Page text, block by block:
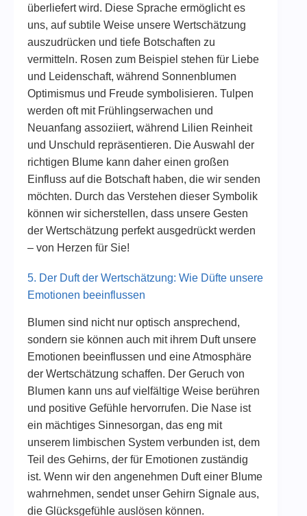
überliefert wird. Diese Sprache ermöglicht es
uns, auf subtile Weise unsere Wertschätzung
auszudrücken und tiefe Botschaften zu
vermitteln. Rosen zum Beispiel stehen für Liebe
und Leidenschaft, während Sonnenblumen
Optimismus und Freude symbolisieren. Tulpen
werden oft mit Frühlingserwachen und
Neuanfang assoziiert, während Lilien Reinheit
und Unschuld repräsentieren. Die Auswahl der
richtigen Blume kann daher einen großen
Einfluss auf die Botschaft haben, die wir senden
möchten. Durch das Verstehen dieser Symbolik
können wir sicherstellen, dass unsere Gesten
der Wertschätzung perfekt ausgedrückt werden
– von Herzen für Sie!
5. Der Duft der Wertschätzung: Wie Düfte unsere
Emotionen beeinflussen
Blumen sind nicht nur optisch ansprechend,
sondern sie können auch mit ihrem Duft unsere
Emotionen beeinflussen und eine Atmosphäre
der Wertschätzung schaffen. Der Geruch von
Blumen kann uns auf vielfältige Weise berühren
und positive Gefühle hervorrufen. Die Nase ist
ein mächtiges Sinnesorgan, das eng mit
unserem limbischen System verbunden ist, dem
Teil des Gehirns, der für Emotionen zuständig
ist. Wenn wir den angenehmen Duft einer Blume
wahrnehmen, sendet unser Gehirn Signale aus,
die Glücksgefühle auslösen können.